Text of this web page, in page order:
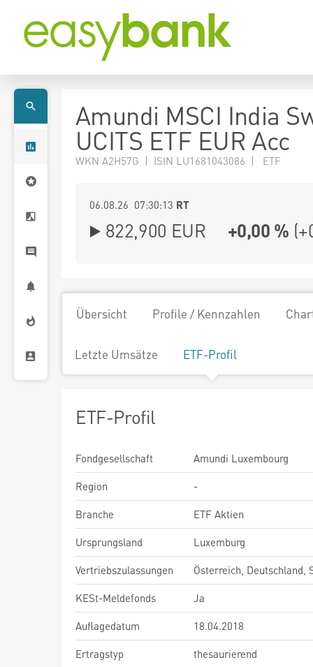
Amundi MSCI India
UCITS ETF EUR Acc
WKN A2H57G | ISIN LU1681043086 | ETF
06.08.26 07:30:13 RT
822,900 EUR +0,00 % (
Übersicht Profile / Kennzahlen
Letzte Umsätze ETF-Profil
ETF-Profil
Fondgesellschaft
Amundi Luxembourg
Region
-
Branche
ETF Aktien
Ursprungsland
Luxemburg
Vertriebszulassungen
Österreich, Deutschland,
KESt-Meldefonds
Ja
Auflagedatum
18.04.2018
Ertragstyp
thesaurierend